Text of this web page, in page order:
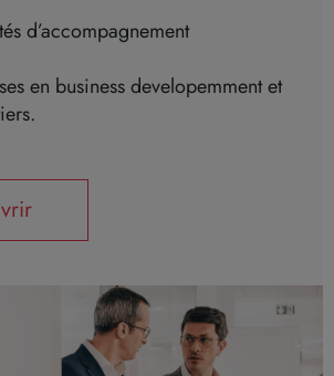
d’accompagnement
en business developemment et